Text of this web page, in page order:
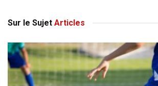
Sur le Sujet Articles